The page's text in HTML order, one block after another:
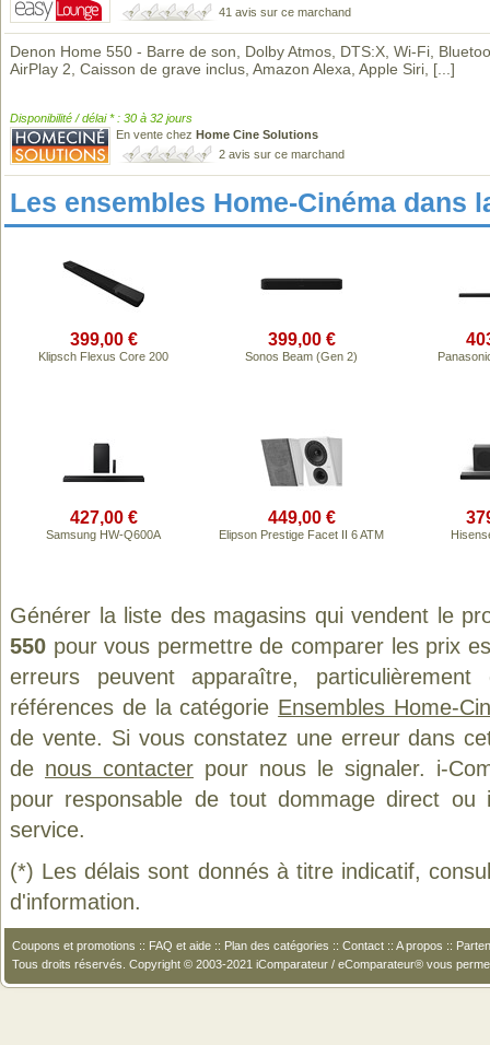
41 avis sur ce marchand
Denon Home 550 - Barre de son, Dolby Atmos, DTS:X, Wi-Fi,
AirPlay 2, Caisson de grave inclus, Amazon Alexa, Apple Siri, [...]
Disponibilité / délai * : 30 à 32 jours
En vente chez Home Cine Solutions
2 avis sur ce marchand
Les ensembles Home-Cinéma dans
399,00 €
Klipsch Flexus Core 200
399,00 €
Sonos Beam (Gen 2)
427,00 €
Samsung HW-Q600A
449,00 €
Elipson Prestige Facet II 6 ATM
Générer la liste des magasins qui vendent le
550 pour vous permettre de comparer les prix
erreurs peuvent apparaître,
références de la catégorie Ensembles Home-
de vente. Si vous constatez une erreur dans
de nous contacter pour nous le signaler. i-
pour responsable de tout dommage direct
service.
(*) Les délais sont donnés à titre indicatif,
d'information.
Coupons et promotions :: FAQ et aide :: Plan des catégories :: Contact :: A propos ::
Tous droits réservés. Copyright © 2003-2021 iComparateur / eComparateur® vous